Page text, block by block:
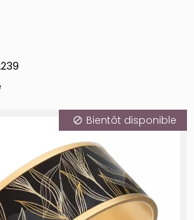
Bientôt disponible